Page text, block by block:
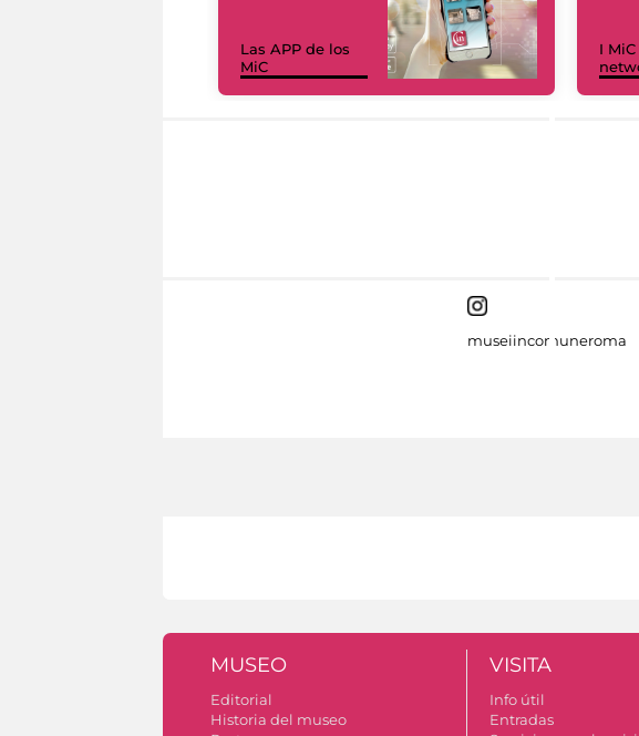
Las APP de los
MiC
I
museiincomuneroma
MUSEO
Editorial
Historia del museo
VISITA
Info útil
Entradas